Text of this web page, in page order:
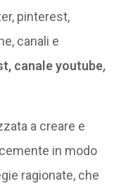
pinterest,
canali e
canale youtube,
a creare e
in modo
ragionate, che